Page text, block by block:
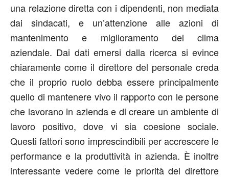
una relazione diretta con i dipendenti, non mediata
dai sindacati, e un’attenzione alle azioni di
mantenimento e miglioramento del clima
aziendale. Dai dati emersi dalla ricerca si evince
chiaramente come il direttore del personale creda
che il proprio ruolo debba essere principalmente
quello di mantenere vivo il rapporto con le persone
che lavorano in azienda e di creare un ambiente di
lavoro positivo, dove vi sia coesione sociale.
Questi fattori sono imprescindibili per accrescere le
performance e la produttività in azienda. È inoltre
interessante vedere come le priorità del direttore